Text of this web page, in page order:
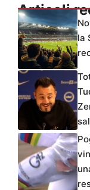
Articoli
la